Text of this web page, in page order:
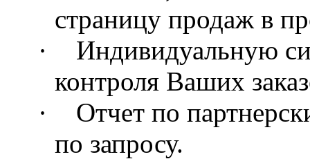
страницу продаж в
·
Индивидуальную
контроля Ваших
·
Отчет по
по запросу.